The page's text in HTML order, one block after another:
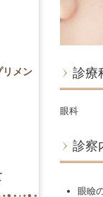
メントについて診療
眼科
診察
眼瞼